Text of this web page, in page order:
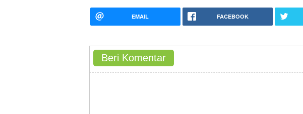
EMAIL FACEBOOK
Beri Komentar